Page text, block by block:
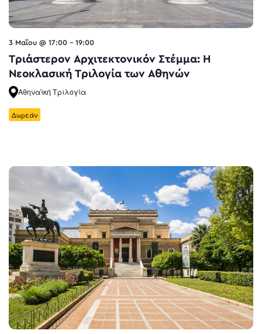
3 Μαΐου @ 17:00 - 19:00
Τριάστερον Αρχιτεκτονικόν Στέμμα: Η
Νεοκλασική Τριλογία των Αθηνών
Αθηναϊκή Τριλογία
Δωρεάν